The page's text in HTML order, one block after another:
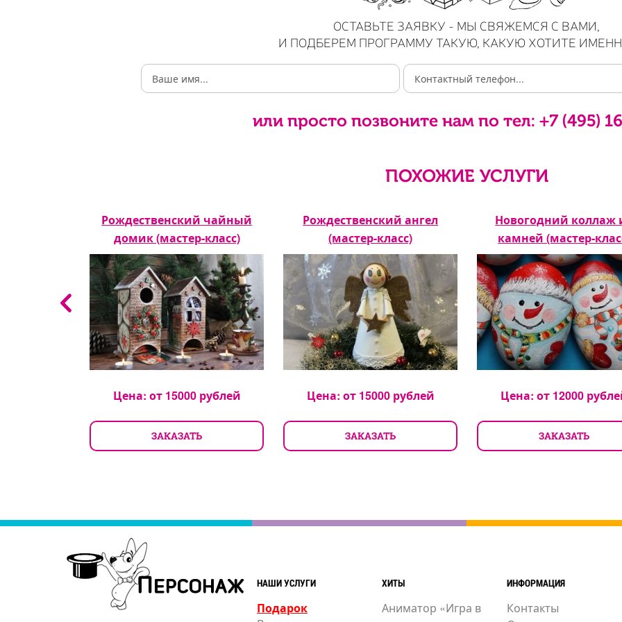
ОСТАВЬТЕ ЗАЯВКУ - МЫ СВЯЖЕМСЯ С ВАМИ,
И ПОДБЕРЕМ ПРОГРАММУ ТАКУЮ, КАКУЮ ХОТИТЕ
или просто позвоните нам по тел: +7 (495)
ПОХОЖИЕ УСЛУГИ
Рождественский чайный
домик (мастер-класс)
Цена: от 15000рублей
ЗАКАЗАТЬ
Рождественский ангел
(мастер-класс)
Цена: от 15000рублей
ЗАКАЗАТЬ
Новогодний коллаж
камней (мастер-
Цена: от 12000
ЗАКАЗАТЬ
НАШИ УСЛУГИ
Подарок
ХИТЫ
Аниматор «Игра в
ИНФОРМАЦИЯ
Контакты